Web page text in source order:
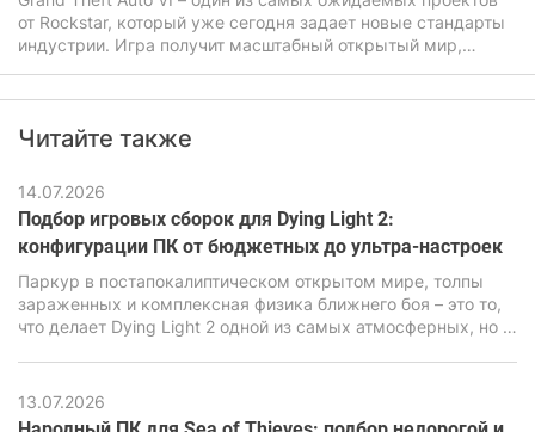
от Rockstar, который уже сегодня задает новые стандарты
индустрии. Игра получит масштабный открытый мир,
которые будут заметно выше чем у предыдущих частей
Читайте также
14.07.2026
Подбор игровых сборок для Dying Light 2:
конфигурации ПК от бюджетных до ультра-настроек
Паркур в постапокалиптическом открытом мире, толпы
зараженных и комплексная физика ближнего боя – это то,
что делает Dying Light 2 одной из самых атмосферных, но в
который за красивую картинку, продвинутую симуляцию и
реалистичную физику требует повышенной
13.07.2026